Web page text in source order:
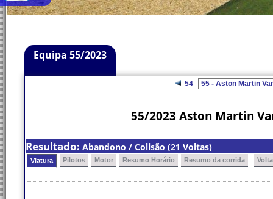
Equipa 55/2023
54
55/2023 Aston Martin
Resultado: Abandono / Colisão (21 Voltas)
Viatura Pilotos Motor Resumo Horário Resumo da corrida